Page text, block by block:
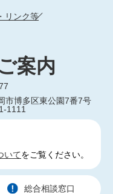
リンク等
案内
市博多区東公園7番7号
1111
いてをご覧ください。
総合相談窓口